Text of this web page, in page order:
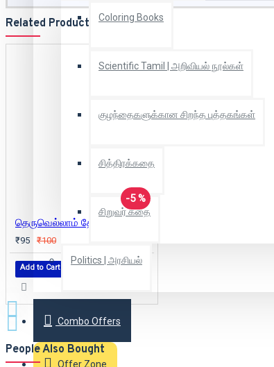
Coloring Books
Scientific Tamil | அறிவியல் நூல்கள்
குழந்தைகளுக்கான சிறந்த புத்தகங்கள்
சித்திரக்கதை
சிறுவர் கதை
Politics | அரசியல்
Combo Offers
Offer Zone
Related Products
-5 %
தெருவெல்லாம் தேவதைகள்
₹95 ₹100
Add to Cart
People Also Bought